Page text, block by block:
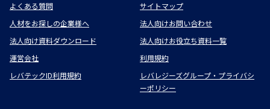
よくある質問
サイトマップ
人材をお探しの企業様へ
法人向けお問い合わせ
法人向け資料ダウンロード
法人向けお役立ち資料一覧
運営会社
利用規約
レバテックID利用規約
レバレジーズグループ・プライバシ
ーポリシー